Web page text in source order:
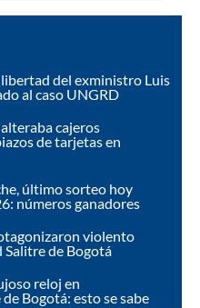
del exministro Luis
al caso UNGRD
cajeros
de tarjetas en
último sorteo hoy
números ganadores
violento
Salitre de Bogotá
reloj en
Bogotá: esto se sabe